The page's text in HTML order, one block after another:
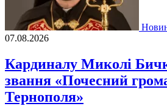
07.08.2026
Кардиналу Миколі
звання «Почесний
Тернополя»